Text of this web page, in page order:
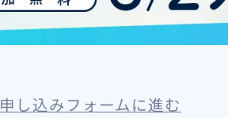
申し込みフォームに進む